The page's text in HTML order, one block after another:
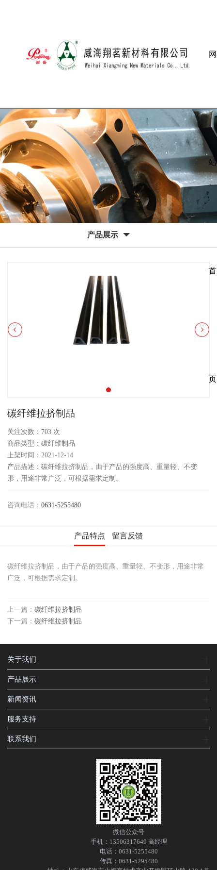
产品展示
碳纤维拉挤制品
关注次数： 703 次
商品类型：碳纤维制品
上架时间：2021-12-14
产品描述：碳纤维拉挤制品，由于产品的强度高、重量轻、不变
形，用途非常广泛，可根据需求定制。
咨询电话： 0631-5255480
产品特点 留言反馈
碳纤维拉挤制品，由于产品的强度高、重量轻、不变形，用途非常
广泛，可根据需求定制。
上一篇： 碳纤维拉挤制品
下一篇： 碳纤维拉挤制品
关于我们
产品展示
新闻资讯
服务支持
联系我们
微信公众号
手机：13506317649 高经理
电话：0631-5255480
传真：0631-5295480